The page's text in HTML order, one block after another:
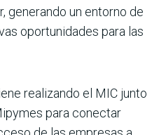
gene­rando un entorno de
opor­tunidades para las
realizando el MIC junto
para conectar